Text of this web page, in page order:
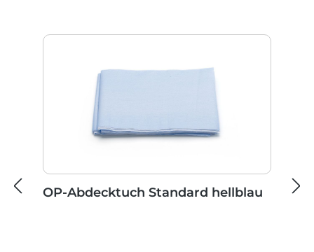
OP-Abdecktuch Standard hellblau